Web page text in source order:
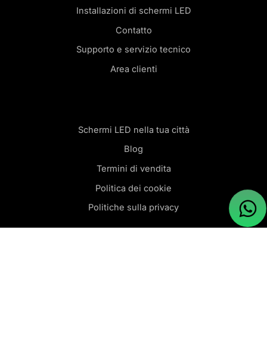
Installazioni di schermi LED
Contatto
Supporto e servizio tecnico
Area clienti
Schermi LED nella tua città
Blog
Termini di vendita
Politica dei cookie
Politiche sulla privacy